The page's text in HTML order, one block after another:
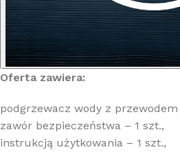
Oferta zawiera:
podgrzewacz wody z
zawór bezpieczeństwa – 1 szt.,
instrukcją użytkowania – 1 szt.,